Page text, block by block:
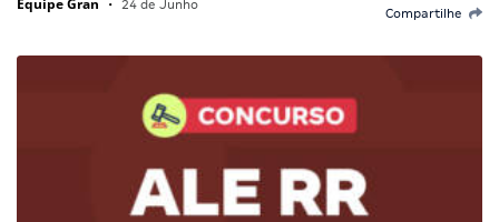
Equipe Gran • 24 de Junho
Compartilhe